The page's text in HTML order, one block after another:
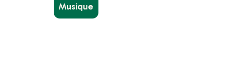
Musique